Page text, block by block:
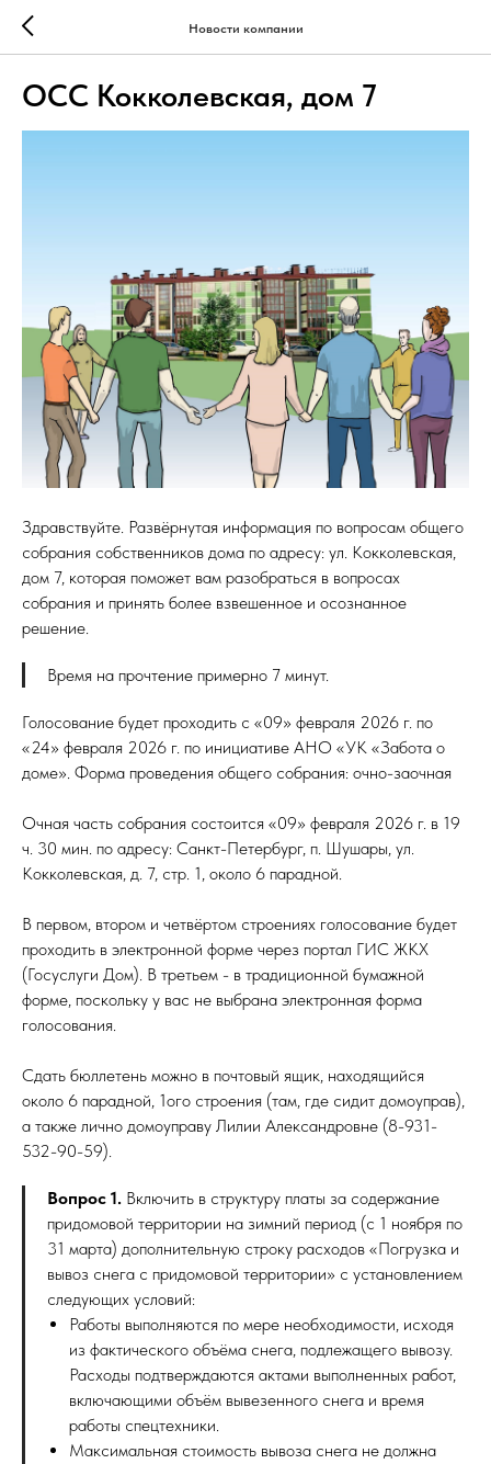
Новости компании
ОСС Кокколевская, дом 7
Здравствуйте. Развёрнутая информация по вопросам общего
собрания собственников дома по адресу: ул. Кокколевская,
дом 7, которая поможет вам разобраться в вопросах
собрания и принять более взвешенное и осознанное
решение.
Время на прочтение примерно 7 минут.
Голосование будет проходить с «09» февраля 2026 г. по
«24» февраля 2026 г. по инициативе АНО «УК «Забота о
доме». Форма проведения общего собрания: очно-заочная
Очная часть собрания состоится «09» февраля 2026 г. в 19
ч. 30 мин. по адресу: Санкт-Петербург, п. Шушары, ул.
Кокколевская, д. 7, стр. 1, около 6 парадной.
В первом, втором и четвёртом строениях голосование будет
проходить в электронной форме через портал ГИС ЖКХ
(Госуслуги Дом). В третьем - в традиционной бумажной
форме, поскольку у вас не выбрана электронная форма
голосования.
Сдать бюллетень можно в почтовый ящик, находящийся
около 6 парадной, 1ого строения (там, где сидит домоуправ),
а также лично домоуправу Лилии Александровне (8-931-
532-90-59).
Вопрос 1. Включить в структуру платы за содержание
придомовой территории на зимний период (с 1 ноября по
31 марта) дополнительную строку расходов «Погрузка и
вывоз снега с придомовой территории» с установлением
следующих условий:
Работы выполняются по мере необходимости, исходя
из фактического объёма снега, подлежащего вывозу.
Расходы подтверждаются актами выполненных работ,
включающими объём вывезенного снега и время
работы спецтехники.
Максимальная стоимость вывоза снега не должна